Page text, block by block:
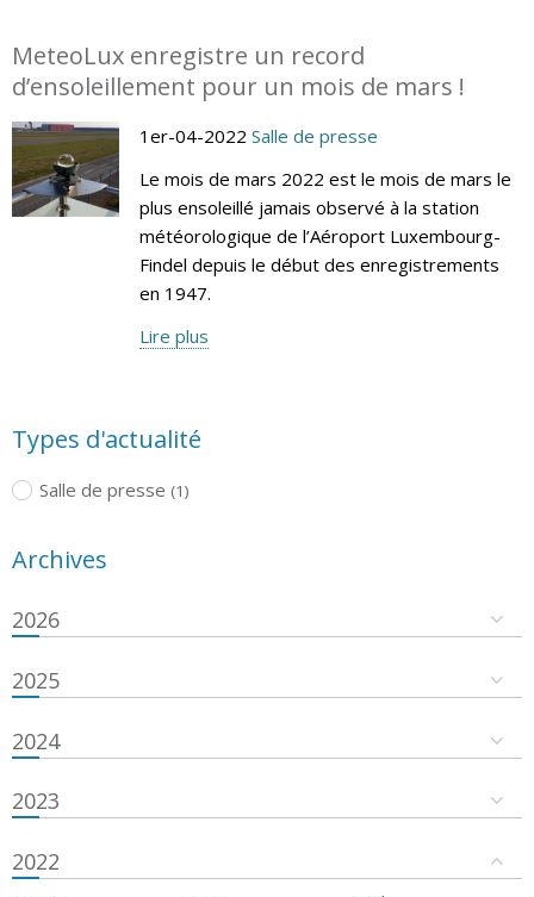
MeteoLux enregistre un record
d’ensoleillement pour un mois de mars !
1er-04-2022 Salle de presse
Le mois de mars 2022 est le mois de mars le
plus ensoleillé jamais observé à la station
météorologique de l’Aéroport Luxembourg-
Findel depuis le début des enregistrements
en 1947.
Lire plus
Types d'actualité
Salle de presse (1)
Archives
2026
2025
2024
2023
2022